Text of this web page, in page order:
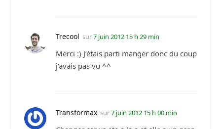
Trecool sur7 juin 2012 15 h 29 min
Merci :) J’étais parti manger donc du coup
j’avais pas vu ^^
Transformax sur7 juin 2012 15 h 00 min